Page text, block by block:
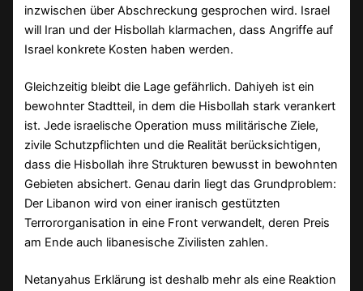
inzwischen über Abschreckung gesprochen wird. Israel
will Iran und der Hisbollah klarmachen, dass Angriffe auf
Israel konkrete Kosten haben werden.
Gleichzeitig bleibt die Lage gefährlich. Dahiyeh ist ein
bewohnter Stadtteil, in dem die Hisbollah stark verankert
ist. Jede israelische Operation muss militärische Ziele,
zivile Schutzpflichten und die Realität berücksichtigen,
dass die Hisbollah ihre Strukturen bewusst in bewohnten
Gebieten absichert. Genau darin liegt das Grundproblem:
Der Libanon wird von einer iranisch gestützten
Terrororganisation in eine Front verwandelt, deren Preis
am Ende auch libanesische Zivilisten zahlen.
Netanyahus Erklärung ist deshalb mehr als eine Reaktion